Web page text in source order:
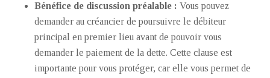
Bénéfice de discussion préalable : Vous pouvez
demander au créancier de poursuivre le débiteur
principal en premier lieu avant de pouvoir vous
demander le paiement de la dette. Cette clause est
importante pour vous protéger, car elle vous permet de